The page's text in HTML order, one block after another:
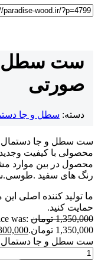
ست سطل
صورتی
دسته: سطل و جا
ست سطل و جا دستمال
محصولی با کیفیت
محصول در بین موارد
رنگ های سفید
ما تولید کننده اصلی
حمایت کنید.
1,350,000 تومان was:
1,350,000 تومان.
ست سطل و جا دستمال